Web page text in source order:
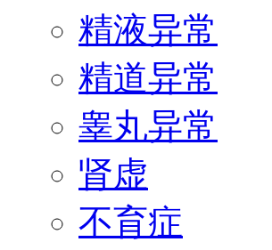
精液异常
精道异常
睾丸异常
肾虚
不育症